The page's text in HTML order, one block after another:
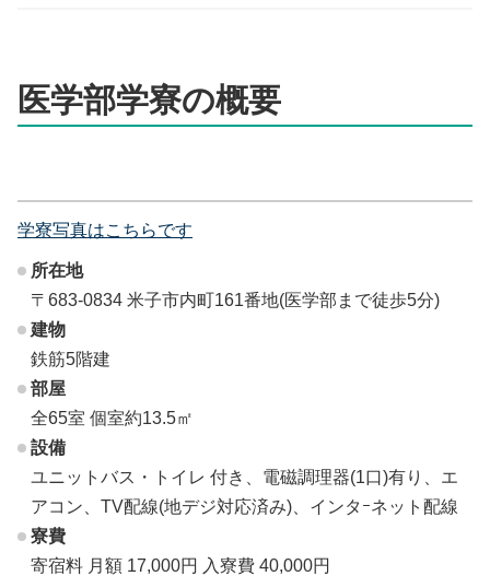
医学部学寮の概要
学寮写真はこちらです
所在地
〒683-0834 米子市内町161番地(医学部まで徒歩5分)
建物
鉄筋5階建
部屋
全65室 個室約13.5㎡
設備
ユニットバス・トイレ 付き、電磁調理器(1口)有り、エ
アコン、TV配線(地デジ対応済み)、インタｰネット配線
寮費
寄宿料 月額 17,000円 入寮費 40,000円